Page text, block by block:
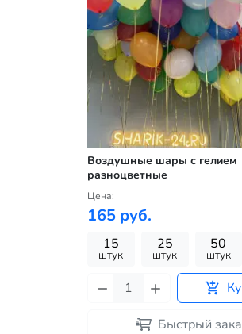
Воздушные шары с гелием
разноцветные
Цена:
165 руб.
15
штук
25
штук
50
штук
Быстрый